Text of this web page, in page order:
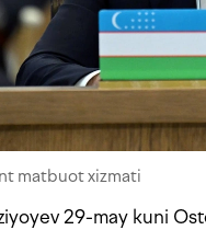
matbuot xizmati
29-may kuni